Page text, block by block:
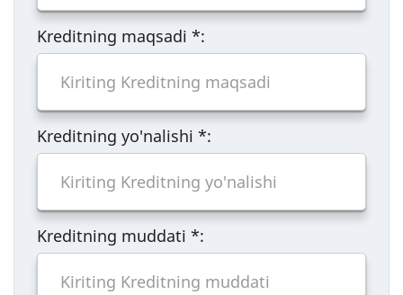
Kreditning maqsadi *:
Kreditning yo'nalishi *:
Kreditning muddati *: